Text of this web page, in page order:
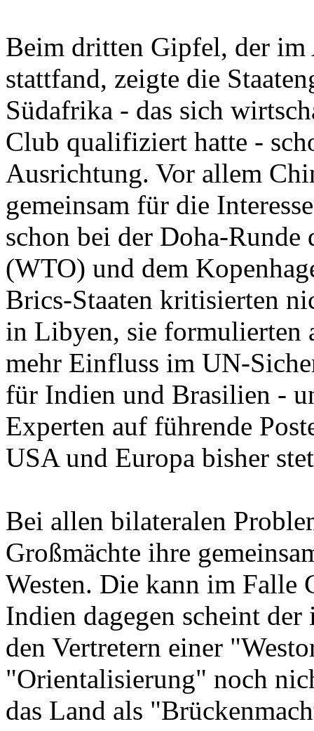
Beim dritten Gipfel, der im
stattfand, zeigte die
Südafrika - das sich
Club qualifiziert hatte -
Ausrichtung. Vor allem
gemeinsam für die
schon bei der Doha-Runde
(WTO) und dem
Brics-Staaten kritisierten
in Libyen, sie formulierten
mehr Einfluss im UN-
für Indien und Brasilien -
Experten auf führende
USA und Europa bisher
Bei allen bilateralen
Großmächte ihre
Westen. Die kann im Falle
Indien dagegen scheint
den Vertretern einer
"Orientalisierung" noch
das Land als